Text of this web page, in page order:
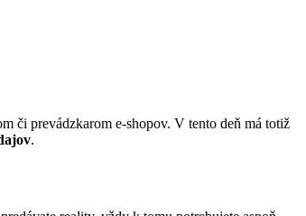
či prevádzkarom e-shopov. V tento deň má totiž
.